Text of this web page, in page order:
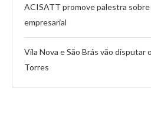
ACISATT promove palestra sobre
empresarial
Vila Nova e São Brás vão disputar
Torres